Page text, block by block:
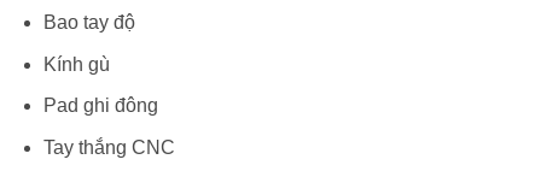
Bao tay độ
Kính gù
Pad ghi đông
Tay thắng CNC